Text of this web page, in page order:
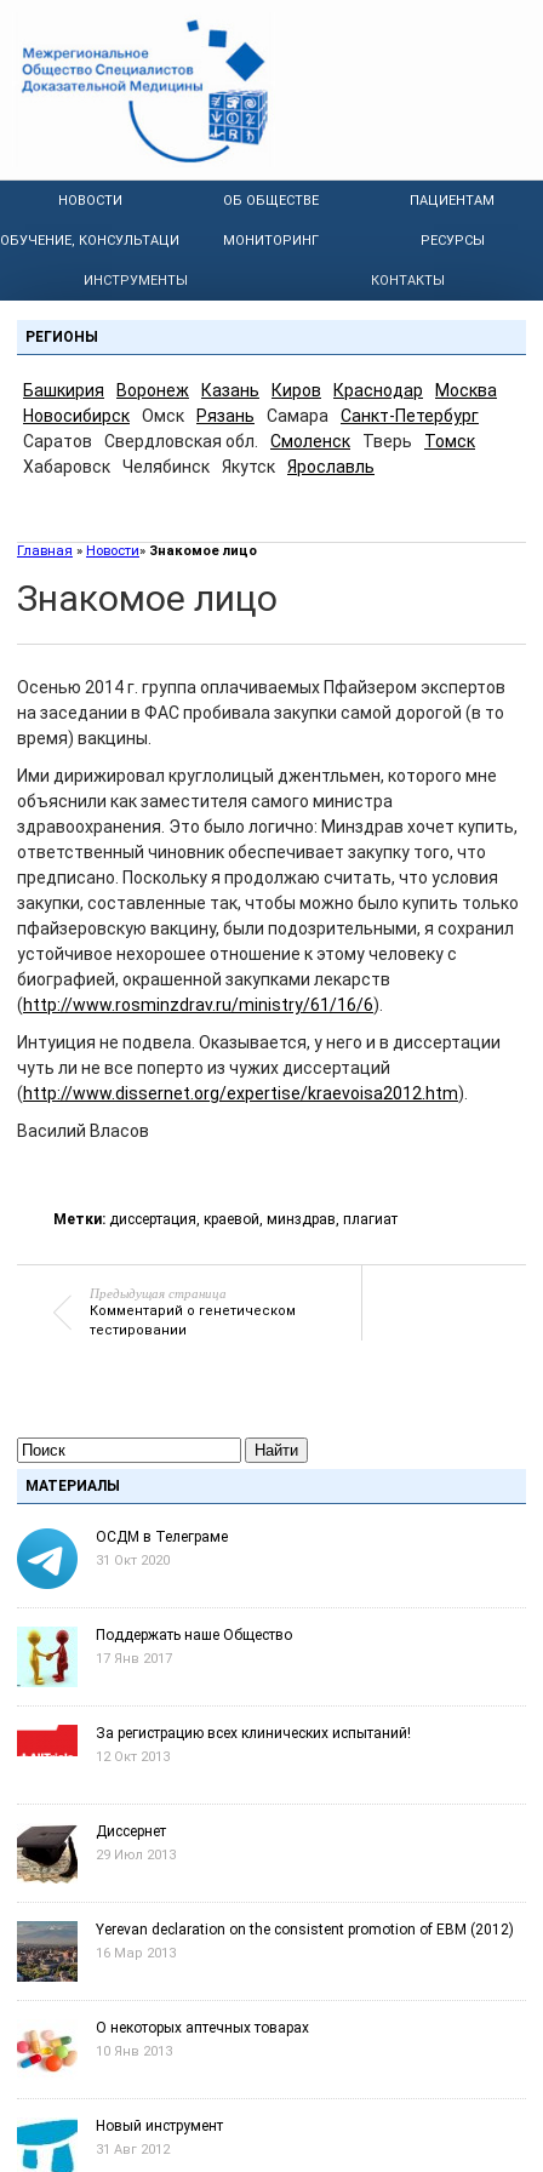
НОВОСТИ ОБ ОБЩЕСТВЕ ПАЦИЕНТАМ
ОБУЧЕНИЕ, КОНСУЛЬТАЦИИ МОНИТОРИНГ РЕСУРСЫ
ИНСТРУМЕНТЫ КОНТАКТЫ
РЕГИОНЫ
Башкирия Воронеж Казань Киров Краснодар
Москва
Новосибирск
Омск Рязань Самара
Санкт-Петербург
Саратов
Свердловская обл. Смоленск Тверь
Томск
Хабаровск
Челябинск Якутск Ярославль
Главная » Новости» Знакомое лицо
Знакомое лицо
Осенью 2014 г. группа оплачиваемых Пфайзером экспертов
на заседании в ФАС пробивала закупки самой дорогой (в то
время) вакцины.
Ими дирижировал круглолицый джентльмен, которого мне
объяснили как заместителя самого министра
здравоохранения. Это было логично: Минздрав хочет купить,
ответственный чиновник обеспечивает закупку того, что
предписано. Поскольку я продолжаю считать, что условия
закупки, составленные так, чтобы можно было купить только
пфайзеровскую вакцину, были подозрительными, я сохранил
устойчивое нехорошее отношение к этому человеку с
биографией, окрашенной закупками лекарств
(http://www.rosminzdrav.ru/ministry/61/16/6).
Интуиция не подвела. Оказывается, у него и в диссертации
чуть ли не все поперто из чужих диссертаций
(http://www.dissernet.org/expertise/kraevoisa2012.htm).
Василий Власов
Метки: диссертация, краевой, минздрав, плагиат
Предыдущая страница
Комментарий о генетическом
тестировании
Найти
МАТЕРИАЛЫ
ОСДМ в Телеграме
31 Окт 2020
Поддержать наше Общество
17 Янв 2017
За регистрацию всех клинических испытаний!
12 Окт 2013
Диссернет
29 Июл 2013
Yerevan declaration on the consistent promotion of EBM (2012)
16 Мар 2013
О некоторых аптечных товарах
10 Янв 2013
Новый инструмент
31 Авг 2012